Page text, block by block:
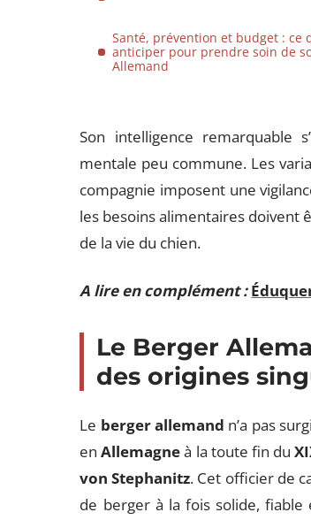
Santé, prévention et budget : ce
anticiper pour prendre soin de
Allemand
Son intelligence remarquable
mentale peu commune. Les
compagnie imposent une
les besoins alimentaires doivent
de la vie du chien.
A lire en complément :
Le Berger
des origines
Le berger allemand n’a pas
enAllemagneà la toute fin du
von Stephanitz. Cet officier de
de berger à la fois solide, fiable